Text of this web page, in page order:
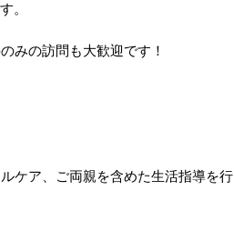
。
みの訪問も大歓迎です！
ケア、ご両親を含めた生活指導を行